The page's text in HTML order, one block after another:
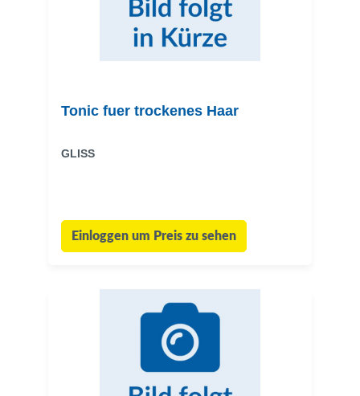
Tonic fuer trockenes Haar
GLISS
Einloggen um Preis zu sehen